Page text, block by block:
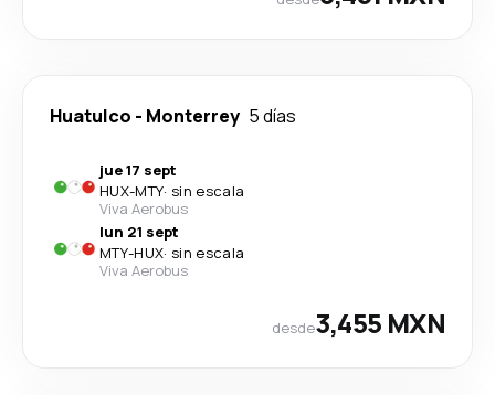
Huatulco - Monterrey 5 días
jue 17 sept
HUX-MTY· sin escala
Viva Aerobus
lun 21 sept
MTY-HUX· sin escala
Viva Aerobus
desde3,455 MXN